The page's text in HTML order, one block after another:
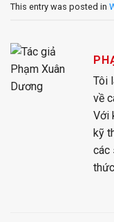
This entry was posted in
Tôi
về
Với
kỹ
các